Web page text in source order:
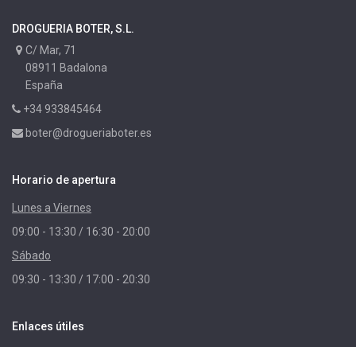
DROGUERIA BOTER, S.L.
C/ Mar, 71
08911 Badalona
España
+34 933845464
boter@drogueriaboter.es
Horario de apertura
Lunes a Viernes
09:00 - 13:30 / 16:30 - 20:00
Sábado
09:30 - 13:30 / 17:00 - 20:30
Enlaces útiles